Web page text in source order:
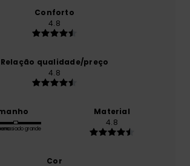
Conforto
4.8
Relação qualidade/preço
4.8
grande
Material
4.8
Cor